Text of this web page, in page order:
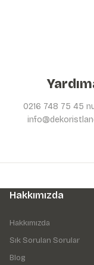
Bu ürüne benzer
0216 748 75 45
Hakkımızda
Hakkımızda
Sık Sorulan Sorular
Blog